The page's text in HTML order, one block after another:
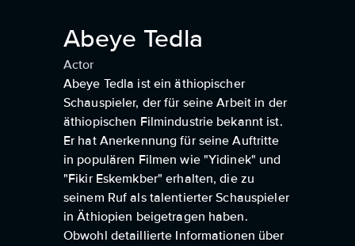
Abeye Tedla
Actor
Abeye Tedla ist ein äthiopischer
Schauspieler, der für seine Arbeit in der
äthiopischen Filmindustrie bekannt ist.
Er hat Anerkennung für seine Auftritte
in populären Filmen wie "Yidinek" und
"Fikir Eskemkber" erhalten, die zu
seinem Ruf als talentierter Schauspieler
in Äthiopien beigetragen haben.
Obwohl detaillierte Informationen über